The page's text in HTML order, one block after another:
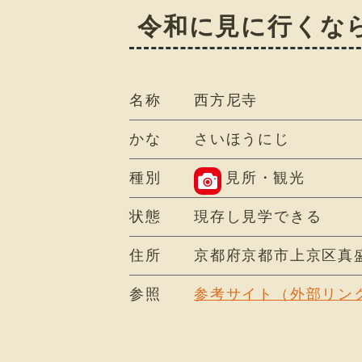
令和に見に行くな
名称 西方尼寺
かな さいほうにじ
種別 見所・観光
状態 現存し見学できる
住所 京都府京都市上京区真
参照 参考サイト（外部リン